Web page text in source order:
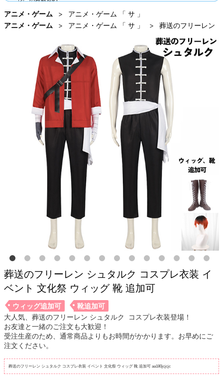
アニメ・ゲーム
アニメ・ゲーム 「 サ 」
アニメ・ゲーム
アニメ・ゲーム 「 サ 」 葬送のフリーレン
葬送のフリーレン シュタルク コスプレ衣装 イ
ベント 文化祭 ウィッグ 靴 追加可
ウィッグ追加可
靴追加可
大人気、葬送のフリーレン シュタルク コスプレ衣装登場！
お友達と一緒のご注文も大歓迎！
受注生産のため、通常商品よりもお時間がかかります。お早めにご
注文ください。
葬送のフリーレン シュタルク コスプレ衣装 イベント 文化祭 ウィッグ 靴 追加可 aa180jcjcjc